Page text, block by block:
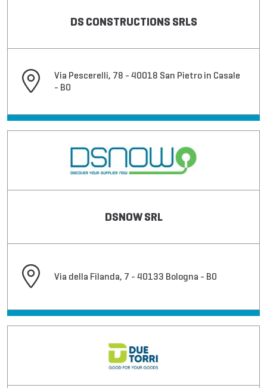
DS CONSTRUCTIONS SRLS
Via Pescerelli, 78 - 40018 San Pietro in Casale
- BO
DSNOW SRL
Via della Filanda, 7 - 40133 Bologna - BO